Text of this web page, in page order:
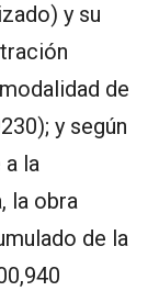
y su
de
y según
la
la obra
de la